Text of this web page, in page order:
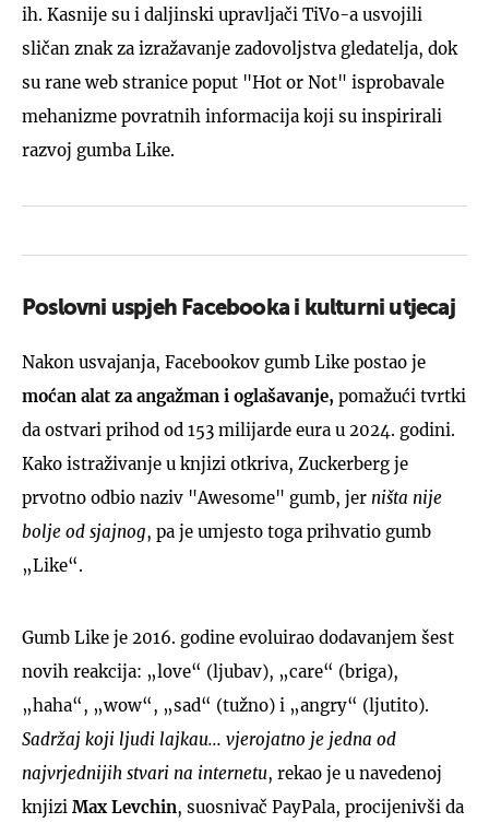
ih. Kasnije su i daljinski upravljači TiVo-a usvojili
sličan znak za izražavanje zadovoljstva gledatelja, dok
su rane web stranice poput "Hot or Not" isprobavale
mehanizme povratnih informacija koji su inspirirali
razvoj gumba Like.
Poslovni uspjeh Facebooka i kulturni utjecaj
Nakon usvajanja, Facebookov gumb Like postao je
moćan alat za angažman i oglašavanje, pomažući tvrtki
da ostvari prihod od 153 milijarde eura u 2024. godini.
Kako istraživanje u knjizi otkriva, Zuckerberg je
prvotno odbio naziv "Awesome" gumb, jer ništa nije
bolje od sjajnog, pa je umjesto toga prihvatio gumb
„Like“.
Gumb Like je 2016. godine evoluirao dodavanjem šest
novih reakcija: „love“ (ljubav), „care“ (briga),
„haha“, „wow“, „sad“ (tužno) i „angry“ (ljutito).
Sadržaj koji ljudi lajkau... vjerojatno je jedna od
najvrjednijih stvari na internetu, rekao je u navedenoj
knjizi Max Levchin, suosnivač PayPala, procijenivši da